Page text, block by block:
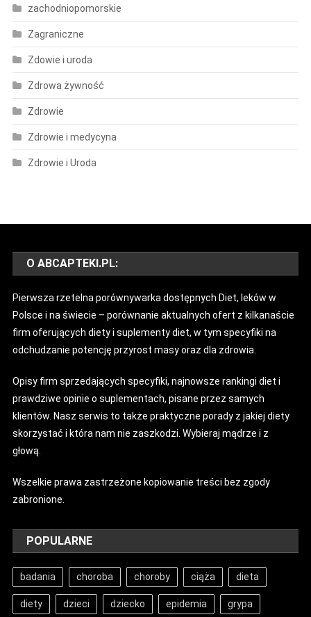
zachodniopomorskie
Zagraniczne
Zdowie i uroda
Zdrowa żywność
Zdrowie
Zdrowie i medycyna
Zdrowie i Uroda
O ABCAPTEKI.PL:
Pierwsza rzetelna porównywarka dostępnych Diet, leków w
Polsce i na świecie – porównanie aktualnych ofert z kilkanaście
firm oferujących diety i suplementy diet, w tym specyfiki na
odchudzanie potencję przyrost masy oraz dla zdrowia.
Opisy firm sprzedających specyfiki, najnowsze rankingi diet i
prawdziwe opinie o suplementach, pisane przez samych
klientów. Nasz serwis to także praktyczne porady z jakiej diety
skorzystać i która nam nie zaszkodzi. Wybieraj mądrze i z
głową.
Wszelkie prawa zastrzeżone kopiowanie treści bez zgody
zabronione.
POPULARNE
badania choroba choroby ciąża dieta
diety dzieci dziecko epidemia grypa